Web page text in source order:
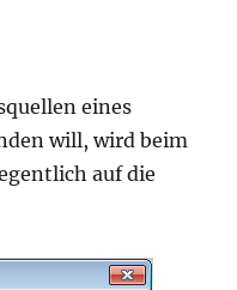
eines
will, wird beim
auf die